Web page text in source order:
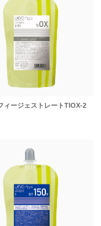
ィージェストレートTIOX-2